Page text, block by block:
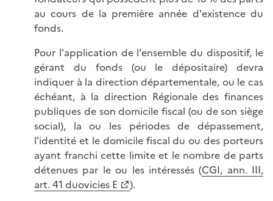
au cours de la première année d'existence du
fonds.
Pour l'application de l'ensemble du dispositif, le
gérant du fonds (ou le dépositaire) devra
indiquer à la direction départementale, ou le cas
échéant, à la direction Régionale des finances
publiques de son domicile fiscal (ou de son siège
social), la ou les périodes de dépassement,
l'identité et le domicile fiscal du ou des porteurs
ayant franchi cette limite et le nombre de parts
détenues par le ou les intéressés (CGI, ann. III,
art. 41 duovicies E
).